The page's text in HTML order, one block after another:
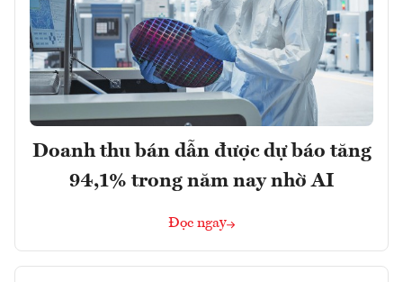
Doanh thu bán dẫn được dự báo tăng
94,1% trong năm nay nhờ AI
Đọc ngay